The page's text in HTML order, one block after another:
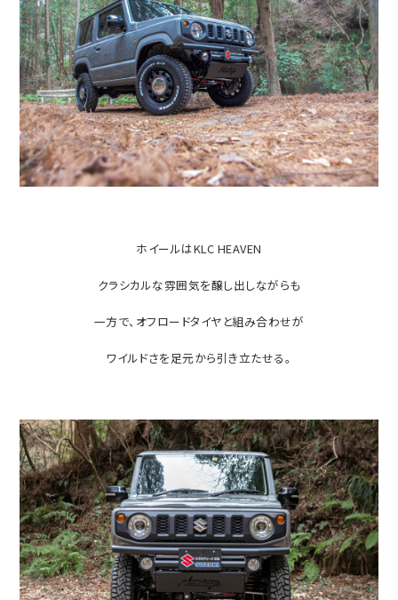
ホイールはKLC HEAVEN
クラシカルな雰囲気を醸し出しながらも
一方で、オフロードタイヤと組み合わせが
ワイルドさを足元から引き立たせる。